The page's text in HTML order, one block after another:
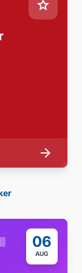
star
arrow_forward
06
AUG